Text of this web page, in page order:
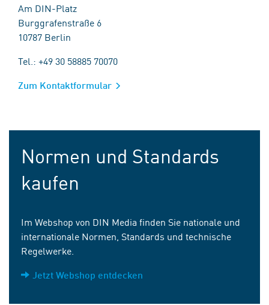
Am DIN-Platz
Burggrafenstraße 6
10787 Berlin
Tel.: +49 30 58885 70070
Zum Kontaktformular
Normen und Standards
kaufen
Im Webshop von DIN Media finden Sie nationale und
internationale Normen, Standards und technische
Regelwerke.
Jetzt Webshop entdecken